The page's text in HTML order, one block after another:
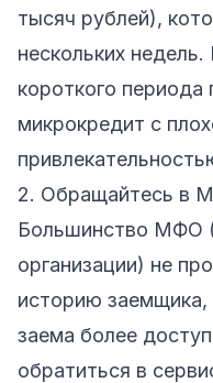
тысяч рублей),
нескольких
короткого периода
микрокредит с
2. Обращайтесь в
Большинство МФО
организации) не
историю заемщика,
заема более
обратиться в